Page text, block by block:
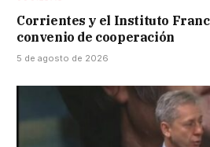
Corrientes y el Instituto
convenio de cooperación
5 de agosto de 2026